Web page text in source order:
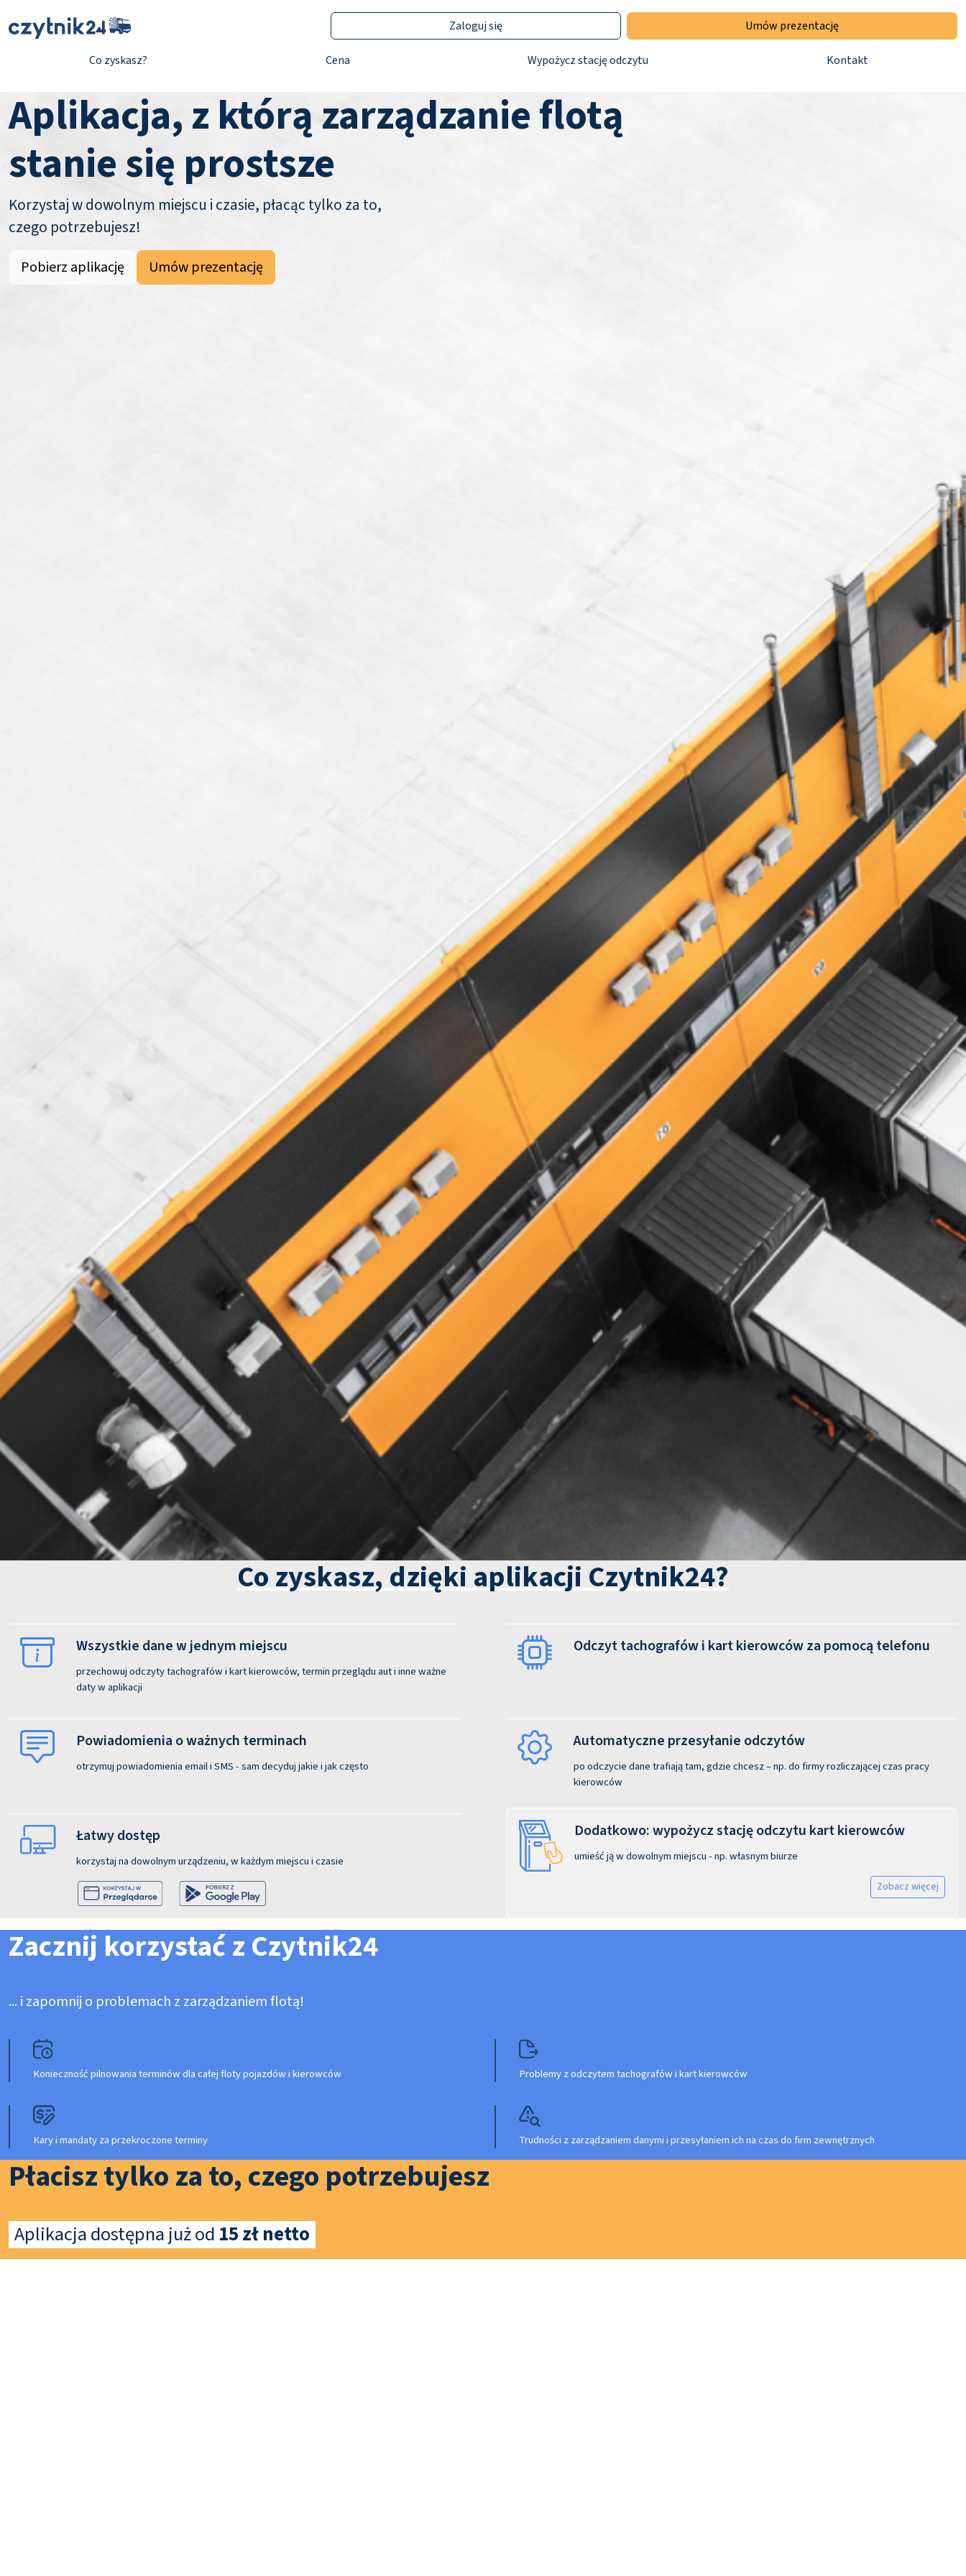
Co zyskasz? Cena Wypożycz stację odczytu Kontakt
Zaloguj się Umów prezentację
Aplikacja, z którą zarządzanie flotą
stanie się prostsze
Korzystaj w dowolnym miejscu i czasie, płacąc tylko za to,
czego potrzebujesz!
Pobierz aplikację Umów prezentację
Co zyskasz, dzięki aplikacji Czytnik24?
Wszystkie dane w jednym miejscu
przechowuj odczyty tachografów i kart kierowców, termin przeglądu aut i inne ważne
daty w aplikacji
Odczyt tachografów i kart kierowców za pomocą telefonu
Powiadomienia o ważnych terminach
otrzymuj powiadomienia email i SMS - sam decyduj jakie i jak często
Automatyczne przesyłanie odczytów
po odczycie dane trafiają tam, gdzie chcesz – np. do firmy rozliczającej czas pracy
kierowców
Łatwy dostęp
korzystaj na dowolnym urządzeniu, w każdym miejscu i czasie
Dodatkowo: wypożycz stację odczytu kart kierowców
umieść ją w dowolnym miejscu - np. własnym biurze
Zobacz więcej
Zacznij korzystać z Czytnik24
... i zapomnij o problemach z zarządzaniem flotą!
Konieczność pilnowania terminów dla całej floty pojazdów i kierowców Problemy z odczytem tachografów i kart kierowców
Kary i mandaty za przekroczone terminy Trudności z zarządzaniem danymi i przesyłaniem ich na czas do firm zewnętrznych
Płacisz tylko za to, czego potrzebujesz
Aplikacja dostępna już od 15 zł netto